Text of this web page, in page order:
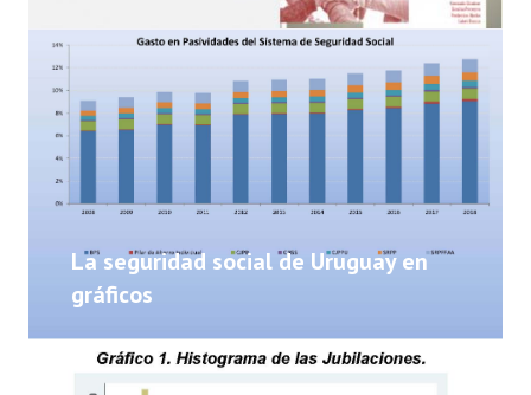
La seguridad social de Uruguay en
gráficos